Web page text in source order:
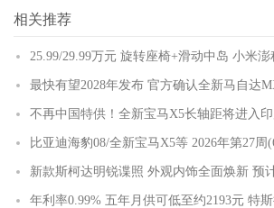
相关推荐
25.99/29.99万元 旋转座椅+滑动中岛 小米澎
最快有望2028年发布 官方确认全新马自达
不再中国特供！全新宝马X5长轴距将进入印
比亚迪海豹08/全新宝马X5等 2026年第27周
新款斯柯达明锐谍照 外观内饰全面焕新 预
年利率0.99% 五年月供可低至约2193元 特